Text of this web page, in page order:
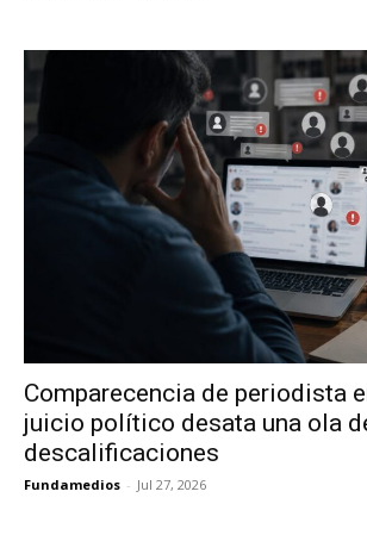
Comparecencia de periodista
juicio político desata una ola
descalificaciones
Fundamedios - Jul 27, 2026